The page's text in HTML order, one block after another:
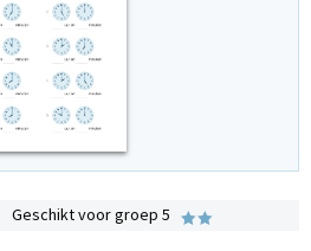
Geschikt voor groep 5